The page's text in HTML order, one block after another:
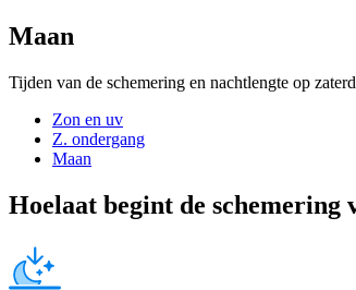
Maan
Tijden van de schemering en nachtlengte op
Zon en uv
Z. ondergang
Maan
Hoelaat begint de schemering